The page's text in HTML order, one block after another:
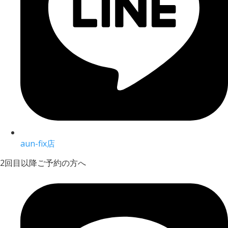
aun-fix店
2回目以降ご予約の方へ